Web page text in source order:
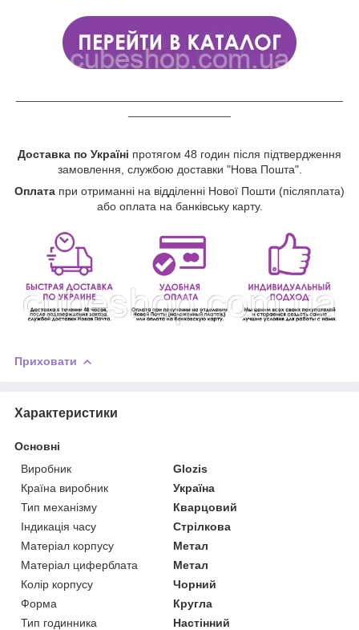
Доставка по Україні протягом 48 годин після підтвердження
замовлення, службою доставки "Нова Пошта".
Оплата при отриманні на відділенні Нової Пошти (післяплата)
або оплата на банківську карту.
Приховати
Характеристики
Основні
Виробник
Glozis
Країна виробник
Україна
Тип механізму
Кварцовий
Індикація часу
Стрілкова
Матеріал корпусу
Метал
Матеріал циферблата
Метал
Колір корпусу
Чорний
Форма
Кругла
Тип годинника
Настінний